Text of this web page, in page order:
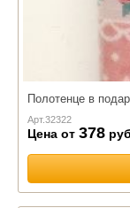
Полотенце в
Арт.32322
Цена от 378